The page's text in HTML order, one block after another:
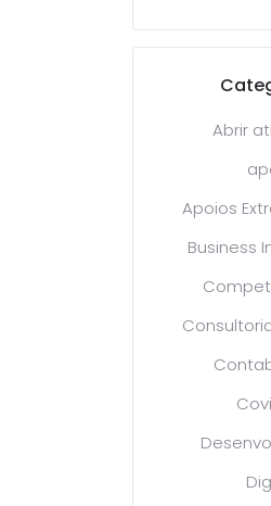
Abrir
Apoios
Business